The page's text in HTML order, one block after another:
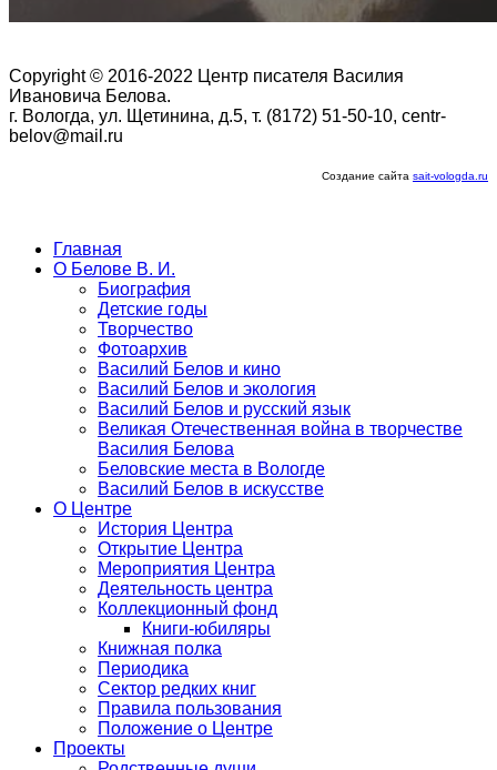
Copyright © 2016-2022 Центр писателя Василия
Ивановича Белова.
г. Вологда, ул. Щетинина, д.5, т. (8172) 51-50-10, centr-
belov@mail.ru
Создание сайта sait-vologda.ru
Главная
О Белове В. И.
Биография
Детские годы
Творчество
Фотоархив
Василий Белов и кино
Василий Белов и экология
Василий Белов и русский язык
Великая Отечественная война в творчестве
Василия Белова
Беловские места в Вологде
Василий Белов в искусстве
О Центре
История Центра
Открытие Центра
Мероприятия Центра
Деятельность центра
Коллекционный фонд
Книги-юбиляры
Книжная полка
Периодика
Сектор редких книг
Правила пользования
Положение о Центре
Проекты